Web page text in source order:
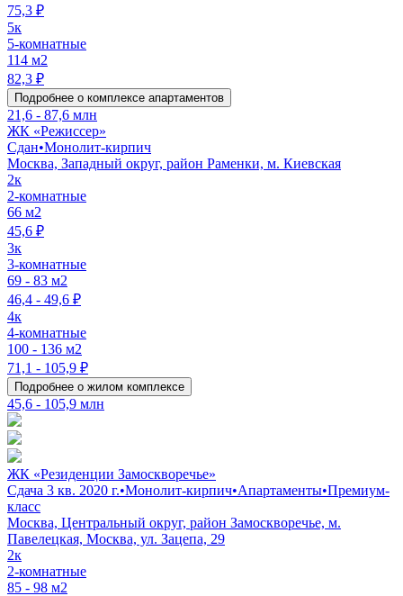
75,3 ₽
5к
5-комнатные
114 м2
82,3 ₽
Подробнее о комплексе апартаментов
21,6 - 87,6 млн
ЖК «Режиссер»
Сдан•Монолит-кирпич
Москва, Западный округ, район Раменки, м. Киевская
2к
2-комнатные
66 м2
45,6 ₽
3к
3-комнатные
69 - 83 м2
46,4 - 49,6 ₽
4к
4-комнатные
100 - 136 м2
71,1 - 105,9 ₽
Подробнее о жилом комплексе
45,6 - 105,9 млн
ЖК «Резиденции Замоскворечье»
Сдача 3 кв. 2020 г.•Монолит-кирпич•Апартаменты•Премиум-
класс
Москва, Центральный округ, район Замоскворечье, м.
Павелецкая, Москва, ул. Зацепа, 29
2к
2-комнатные
85 - 98 м2